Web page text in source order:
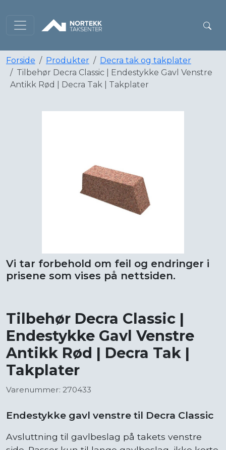
Forside Produkter
Decra tak og takplater
Tilbehør Decra Classic | Endestykke Gavl Venstre
Antikk Rød | Decra Tak | Takplater
Vi tar forbehold om feil og endringer i
prisene som vises på nettsiden.
Tilbehør Decra Classic |
Endestykke Gavl Venstre
Antikk Rød | Decra Tak |
Takplater
Varenummer: 270433
Endestykke gavl venstre til Decra Classic
Avsluttning til gavlbeslag på takets venstre